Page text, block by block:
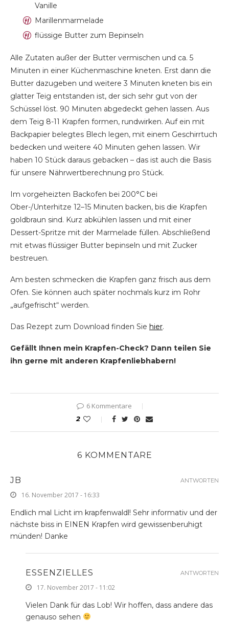
Vanille
Marillenmarmelade
flüssige Butter zum Bepinseln
Alle Zutaten außer der Butter vermischen und ca. 5
Minuten in einer Küchenmaschine kneten. Erst dann die
Butter dazugeben und weitere 3 Minuten kneten bis ein
glatter Teig entstanden ist, der sich sehr gut von der
Schüssel löst. 90 Minuten abgedeckt gehen lassen. Aus
dem Teig 8-11 Krapfen formen, rundwirken. Auf ein mit
Backpapier belegtes Blech legen, mit einem Geschirrtuch
bedecken und weitere 40 Minuten gehen lassen. Wir
haben 10 Stück daraus gebacken – das ist auch die Basis
für unsere Nährwertberechnung pro Stück.
Im vorgeheizten Backofen bei 200°C bei
Ober-/Unterhitze 12–15 Minuten backen, bis die Krapfen
goldbraun sind. Kurz abkühlen lassen und mit einer
Dessert-Spritze mit der Marmelade füllen. Abschließend
mit etwas flüssiger Butter bepinseln und mit Zucker
bestreuen.
Am besten schmecken die Krapfen ganz frisch aus dem
Ofen. Sie können auch später nochmals kurz im Rohr
„aufgefrischt“ werden.
Das Rezept zum Download finden Sie hier.
Gefällt Ihnen mein Krapfen-Check? Dann teilen Sie
ihn gerne mit anderen Krapfenliebhabern!
6 Kommentare
2
6 KOMMENTARE
JB
16. November 2017 - 16:33
Endlich mal Licht im krapfenwaldl! Sehr informativ und der
nächste biss in EINEN Krapfen wird gewissenberuhigt
münden! Danke
ANTWORTEN
ESSENZIELLES
17. November 2017 - 11:02
Vielen Dank für das Lob! Wir hoffen, dass andere das
genauso sehen
ANTWORTEN